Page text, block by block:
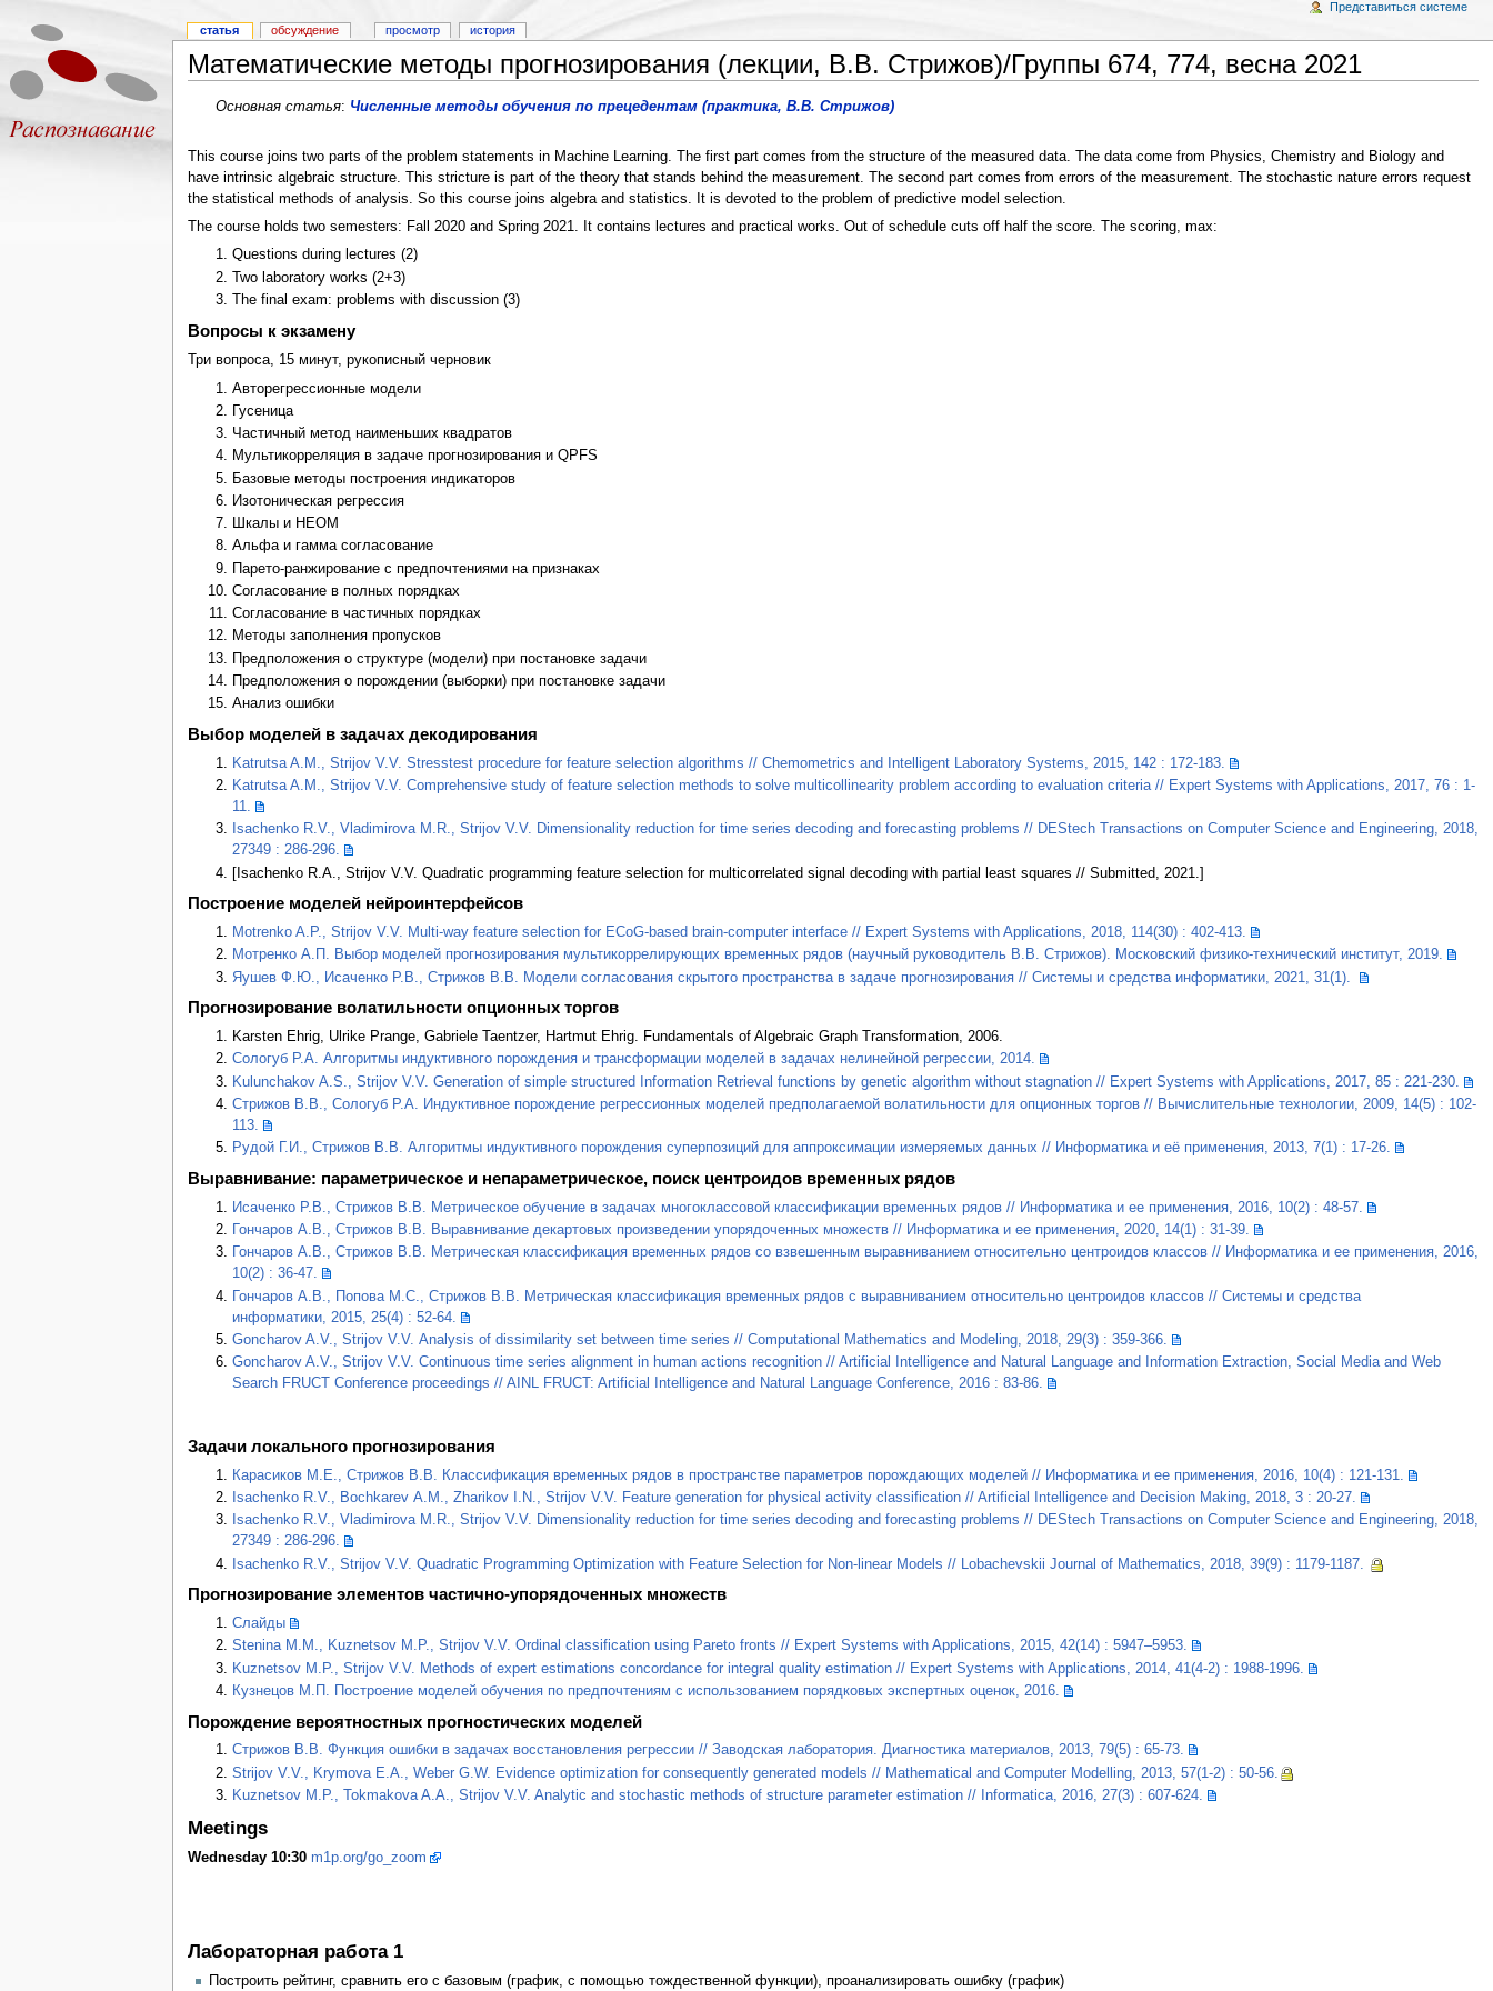
Математические методы прогнозирования (лекции, В.В. Стрижов)/Группы 674, 774, весна 2021
Основная статья: Численные методы обучения по прецедентам (практика, В.В. Стрижов)
This course joins two parts of the problem statements in Machine Learning. The first part comes from the structure of the measured data. The data come from Physics, Chemistry and Biology and
have intrinsic algebraic structure. This stricture is part of the theory that stands behind the measurement. The second part comes from errors of the measurement. The stochastic nature errors request
the statistical methods of analysis. So this course joins algebra and statistics. It is devoted to the problem of predictive model selection.
The course holds two semesters: Fall 2020 and Spring 2021. It contains lectures and practical works. Out of schedule cuts off half the score. The scoring, max:
Questions during lectures (2)
Two laboratory works (2+3)
The final exam: problems with discussion (3)
Вопросы к экзамену
Три вопроса, 15 минут, рукописный черновик
Авторегрессионные модели
Гусеница
Частичный метод наименьших квадратов
Мультикорреляция в задаче прогнозирования и QPFS
Базовые методы построения индикаторов
Изотоническая регрессия
Шкалы и HEOM
Альфа и гамма согласование
Парето-ранжирование с предпочтениями на признаках
Согласование в полных порядках
Согласование в частичных порядках
Методы заполнения пропусков
Предположения о структуре (модели) при постановке задачи
Предположения о порождении (выборки) при постановке задачи
Анализ ошибки
Выбор моделей в задачах декодирования
Katrutsa A.M., Strijov V.V. Stresstest procedure for feature selection algorithms // Chemometrics and Intelligent Laboratory Systems, 2015, 142 : 172-183.
Katrutsa A.M., Strijov V.V. Comprehensive study of feature selection methods to solve multicollinearity problem according to evaluation criteria // Expert Systems with Applications, 2017, 76 : 1-
11.
Isachenko R.V., Vladimirova M.R., Strijov V.V. Dimensionality reduction for time series decoding and forecasting problems // DEStech Transactions on Computer Science and Engineering, 2018,
27349 : 286-296.
[Isachenko R.A., Strijov V.V. Quadratic programming feature selection for multicorrelated signal decoding with partial least squares // Submitted, 2021.]
Построение моделей нейроинтерфейсов
Motrenko A.P., Strijov V.V. Multi-way feature selection for ECoG-based brain-computer interface // Expert Systems with Applications, 2018, 114(30) : 402-413.
Мотренко А.П. Выбор моделей прогнозирования мультикоррелирующих временных рядов (научный руководитель В.В. Стрижов). Московский физико-технический институт, 2019.
Яушев Ф.Ю., Исаченко Р.В., Стрижов В.В. Модели согласования скрытого пространства в задаче прогнозирования // Системы и средства информатики, 2021, 31(1).
Прогнозирование волатильности опционных торгов
Karsten Ehrig, Ulrike Prange, Gabriele Taentzer, Hartmut Ehrig. Fundamentals of Algebraic Graph Transformation, 2006.
Сологуб Р.А. Алгоритмы индуктивного порождения и трансформации моделей в задачах нелинейной регрессии, 2014.
Kulunchakov A.S., Strijov V.V. Generation of simple structured Information Retrieval functions by genetic algorithm without stagnation // Expert Systems with Applications, 2017, 85 : 221-230.
Стрижов В.В., Сологуб Р.А. Индуктивное порождение регрессионных моделей предполагаемой волатильности для опционных торгов // Вычислительные технологии, 2009, 14(5) : 102-
113.
Рудой Г.И., Стрижов В.В. Алгоритмы индуктивного порождения суперпозиций для аппроксимации измеряемых данных // Информатика и её применения, 2013, 7(1) : 17-26.
Выравнивание: параметрическое и непараметрическое, поиск центроидов временных рядов
Исаченко Р.В., Стрижов В.В. Метрическое обучение в задачах многоклассовой классификации временных рядов // Информатика и ее применения, 2016, 10(2) : 48-57.
Гончаров А.В., Стрижов В.В. Выравнивание декартовых произведении упорядоченных множеств // Информатика и ее применения, 2020, 14(1) : 31-39.
Гончаров А.В., Стрижов В.В. Метрическая классификация временных рядов со взвешенным выравниванием относительно центроидов классов // Информатика и ее применения, 2016,
10(2) : 36-47.
Гончаров А.В., Попова М.С., Стрижов В.В. Метрическая классификация временных рядов с выравниванием относительно центроидов классов // Системы и средства
информатики, 2015, 25(4) : 52-64.
Goncharov A.V., Strijov V.V. Analysis of dissimilarity set between time series // Computational Mathematics and Modeling, 2018, 29(3) : 359-366.
Goncharov A.V., Strijov V.V. Continuous time series alignment in human actions recognition // Artificial Intelligence and Natural Language and Information Extraction, Social Media and Web
Search FRUCT Conference proceedings // AINL FRUCT: Artificial Intelligence and Natural Language Conference, 2016 : 83-86.
Задачи локального прогнозирования
Карасиков М.Е., Стрижов В.В. Классификация временных рядов в пространстве параметров порождающих моделей // Информатика и ее применения, 2016, 10(4) : 121-131.
Isachenko R.V., Bochkarev А.М., Zharikov I.N., Strijov V.V. Feature generation for physical activity classification // Artificial Intelligence and Decision Making, 2018, 3 : 20-27.
Isachenko R.V., Vladimirova M.R., Strijov V.V. Dimensionality reduction for time series decoding and forecasting problems // DEStech Transactions on Computer Science and Engineering, 2018,
27349 : 286-296.
Isachenko R.V., Strijov V.V. Quadratic Programming Optimization with Feature Selection for Non-linear Models // Lobachevskii Journal of Mathematics, 2018, 39(9) : 1179-1187.
Прогнозирование элементов частично-упорядоченных множеств
Слайды
Stenina M.M., Kuznetsov M.P., Strijov V.V. Ordinal classification using Pareto fronts // Expert Systems with Applications, 2015, 42(14) : 5947–5953.
Kuznetsov M.P., Strijov V.V. Methods of expert estimations concordance for integral quality estimation // Expert Systems with Applications, 2014, 41(4-2) : 1988-1996.
Кузнецов М.П. Построение моделей обучения по предпочтениям с использованием порядковых экспертных оценок, 2016.
Порождение вероятностных прогностических моделей
Стрижов В.В. Функция ошибки в задачах восстановления регрессии // Заводская лаборатория. Диагностика материалов, 2013, 79(5) : 65-73.
Strijov V.V., Krymova E.A., Weber G.W. Evidence optimization for consequently generated models // Mathematical and Computer Modelling, 2013, 57(1-2) : 50-56.
Kuznetsov M.P., Tokmakova A.A., Strijov V.V. Analytic and stochastic methods of structure parameter estimation // Informatica, 2016, 27(3) : 607-624.
Meetings
Wednesday 10:30 m1p.org/go_zoom
Лабораторная работа 1
Построить рейтинг, сравнить его с базовым (график, с помощью тождественной функции), проанализировать ошибку (график)
статья обсуждение просмотр история
Представиться системе